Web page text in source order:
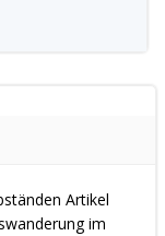
Artikel
im